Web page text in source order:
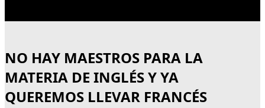
NO HAY MAESTROS PARA LA
MATERIA DE INGLÉS Y YA
QUEREMOS LLEVAR FRANCÉS